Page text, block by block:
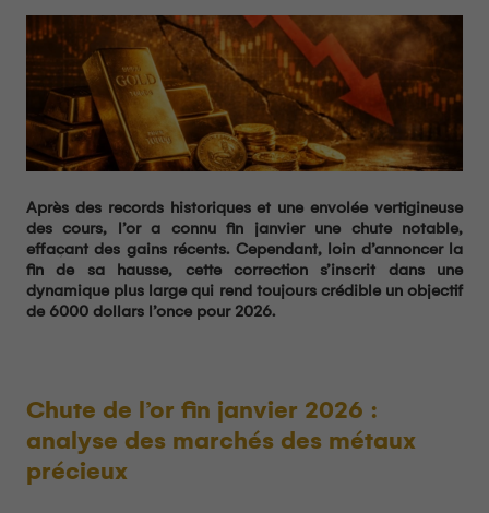
Après des records historiques et une envolée vertigineuse
des cours, l’or a connu fin janvier une chute notable,
effaçant des gains récents. Cependant, loin d’annoncer la
fin de sa hausse, cette correction s’inscrit dans une
dynamique plus large qui rend toujours crédible un objectif
de 6000 dollars l’once pour 2026.
Chute de l’or fin janvier 2026 :
analyse des marchés des métaux
précieux